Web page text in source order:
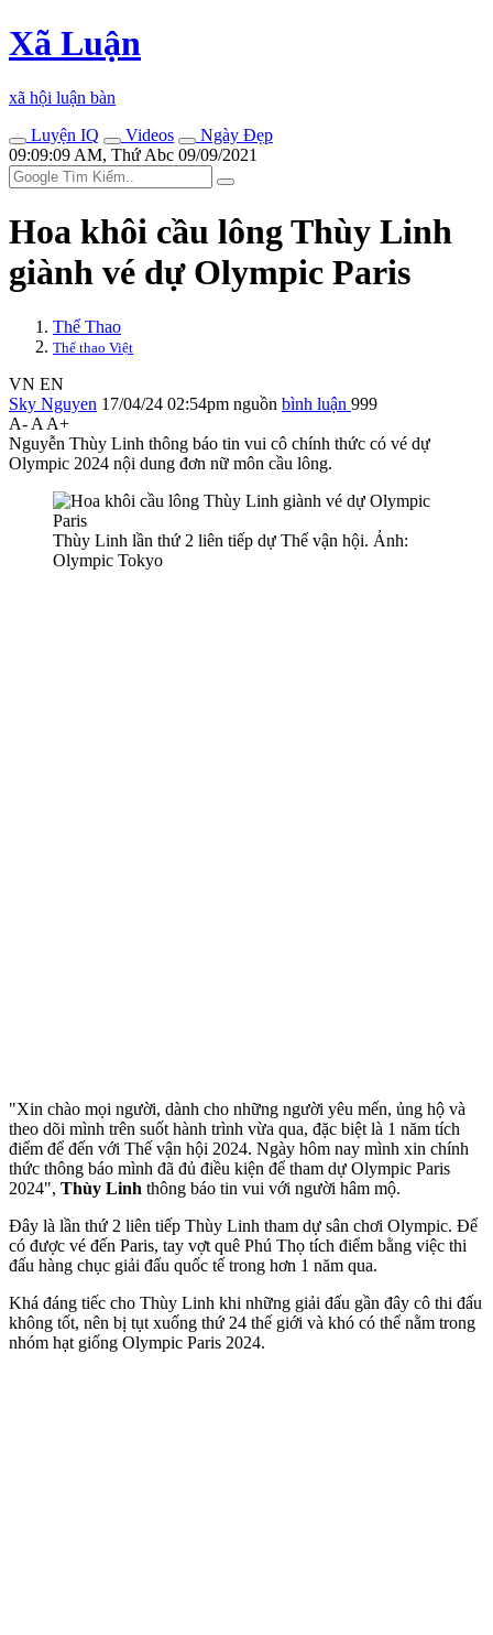
Xã Luận
xã hội luận bàn
Luyện IQ
Videos
Ngày Đẹp
09:09:09 AM, Thứ Abc 09/09/2021
Hoa khôi cầu lông Thùy Linh
giành vé dự Olympic Paris
Thể Thao
Thể thao Việt
VN EN
Sky Nguyen 17/04/24 02:54pm nguồn bình luận 999
A- A A+
Nguyễn Thùy Linh thông báo tin vui cô chính thức có vé dự
Olympic 2024 nội dung đơn nữ môn cầu lông.
Thùy Linh lần thứ 2 liên tiếp dự Thế vận hội. Ảnh:
Olympic Tokyo
"Xin chào mọi người, dành cho những người yêu mến, ủng hộ và
theo dõi mình trên suốt hành trình vừa qua, đặc biệt là 1 năm tích
điểm để đến với Thế vận hội 2024. Ngày hôm nay mình xin chính
thức thông báo mình đã đủ điều kiện để tham dự Olympic Paris
2024", Thùy Linh thông báo tin vui với người hâm mộ.
Đây là lần thứ 2 liên tiếp Thùy Linh tham dự sân chơi Olympic. Để
có được vé đến Paris, tay vợt quê Phú Thọ tích điểm bằng việc thi
đấu hàng chục giải đấu quốc tế trong hơn 1 năm qua.
Khá đáng tiếc cho Thùy Linh khi những giải đấu gần đây cô thi đấu
không tốt, nên bị tụt xuống thứ 24 thế giới và khó có thể nằm trong
nhóm hạt giống Olympic Paris 2024.